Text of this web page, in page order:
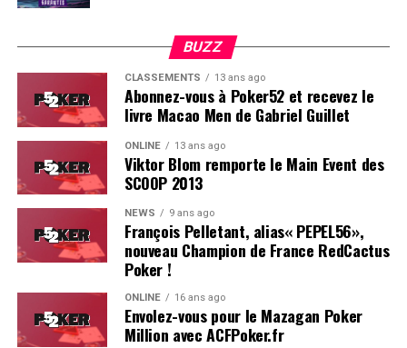
Soleau à gauche, sorti par Logghe au centre
BUZZ
CLASSEMENTS 13 ans ago
Abonnez-vous à Poker52 et recevez le
livre Macao Men de Gabriel Guillet
ONLINE 13 ans ago
Viktor Blom remporte le Main Event des
SCOOP 2013
NEWS 9 ans ago
François Pelletant, alias« PEPEL56»,
nouveau Champion de France RedCactus
Poker !
ONLINE 16 ans ago
Envolez-vous pour le Mazagan Poker
Million avec ACFPoker.fr